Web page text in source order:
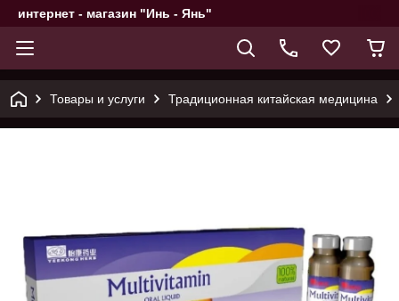
интернет - магазин "Инь - Янь"
Товары и услуги Традиционная китайская медицина